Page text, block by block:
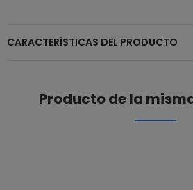
CARACTERÍSTICAS DEL PRODUCTO
Producto de la